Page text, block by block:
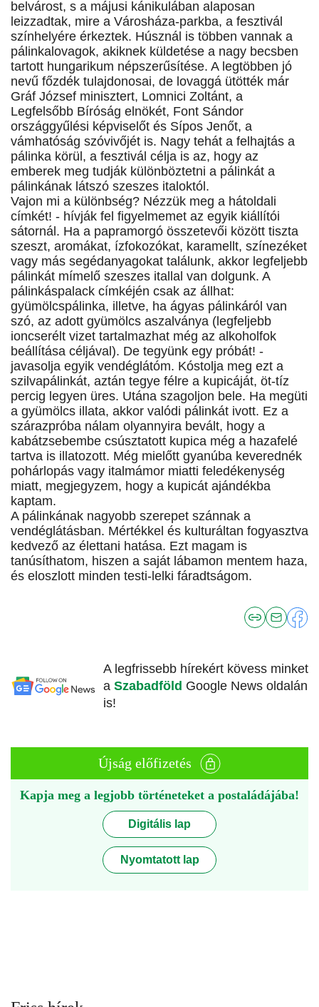
belvárost, s a májusi kánikulában alaposan
leizzadtak, mire a Városháza-parkba, a fesztivál
színhelyére érkeztek. Húsznál is többen vannak a
pálinkalovagok, akiknek küldetése a nagy becsben
tartott hungarikum népszerűsítése. A legtöbben jó
nevű főzdék tulajdonosai, de lovaggá ütötték már
Gráf József minisztert, Lomnici Zoltánt, a
Legfelsőbb Bíróság elnökét, Font Sándor
országgyűlési képviselőt és Sípos Jenőt, a
vámhatóság szóvivőjét is. Nagy tehát a felhajtás a
pálinka körül, a fesztivál célja is az, hogy az
emberek meg tudják különböztetni a pálinkát a
pálinkának látszó szeszes italoktól.
Vajon mi a különbség? Nézzük meg a hátoldali
címkét! - hívják fel figyelmemet az egyik kiállítói
sátornál. Ha a papramorgó összetevői között tiszta
szeszt, aromákat, ízfokozókat, karamellt, színezéket
vagy más segédanyagokat találunk, akkor legfeljebb
pálinkát mímelő szeszes itallal van dolgunk. A
pálinkáspalack címkéjén csak az állhat:
gyümölcspálinka, illetve, ha ágyas pálinkáról van
szó, az adott gyümölcs aszalványa (legfeljebb
ioncserélt vizet tartalmazhat még az alkoholfok
beállítása céljával). De tegyünk egy próbát! -
javasolja egyik vendéglátóm. Kóstolja meg ezt a
szilvapálinkát, aztán tegye félre a kupicáját, öt-tíz
percig legyen üres. Utána szagoljon bele. Ha megüti
a gyümölcs illata, akkor valódi pálinkát ivott. Ez a
szárazpróba nálam olyannyira bevált, hogy a
kabátzsebembe csúsztatott kupica még a hazafelé
tartva is illatozott. Még mielőtt gyanúba keverednék
pohárlopás vagy italmámor miatti feledékenység
miatt, megjegyzem, hogy a kupicát ajándékba
kaptam.
A pálinkának nagyobb szerepet szánnak a
vendéglátásban. Mértékkel és kulturáltan fogyasztva
kedvező az élettani hatása. Ezt magam is
tanúsíthatom, hiszen a saját lábamon mentem haza,
és eloszlott minden testi-lelki fáradtságom.
A legfrissebb hírekért kövess minket
a Szabadföld Google News oldalán
is!
Újság előfizetés
Kapja meg a legjobb történeteket a postaládájába!
Digitális lap
Nyomtatott lap